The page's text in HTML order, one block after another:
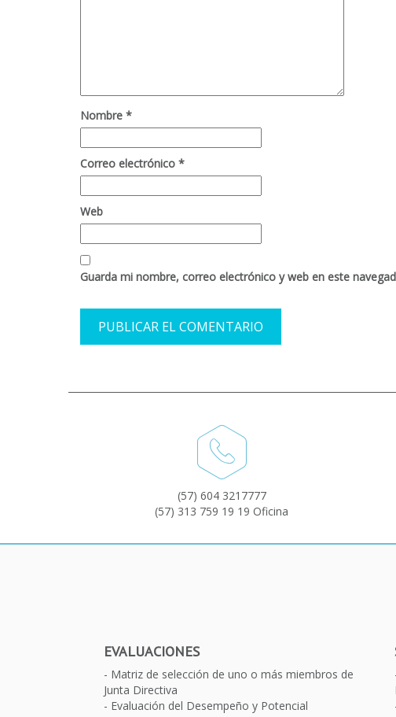
Nombre *
Correo electrónico *
Web
Guarda mi nombre, correo electrónico y web en este
(57) 604 3217777
(57) 313 759 19 19 Oficina
EVALUACIONES
Matriz de selección de uno o más miembros de
Junta Directiva
Evaluación del Desempeño y Potencial